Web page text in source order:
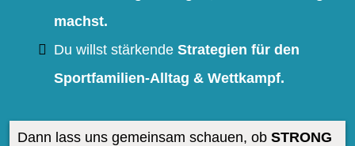
machst.
Du willst stärkende Strategien für den
Sportfamilien-Alltag & Wettkampf.
Dann lass uns gemeinsam schauen, ob STRONG